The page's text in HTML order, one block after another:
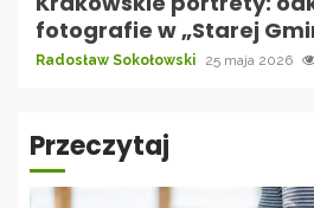
fotografie w „Starej
Radosław Sokołowski 25 maja 2026
Przeczytaj